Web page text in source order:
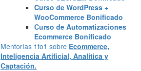
Curso de WordPress +
WooCommerce Bonificado
Curso de Automatizaciones
Ecommerce Bonificado
Mentorías 1to1 sobre Ecommerce,
Inteligencia Artificial, Analítica y
Captación.